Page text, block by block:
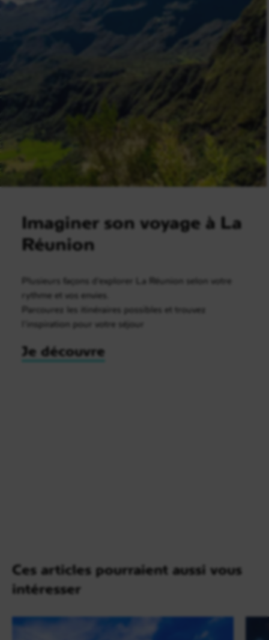
Imaginer son voyage à La
Réunion
Plusieurs façons d’explorer La Réunion selon votre
rythme et vos envies.
Parcourez les itinéraires possibles et trouvez
l’inspiration pour votre séjour
Je découvre
Ces articles pourraient aussi vous
intéresser